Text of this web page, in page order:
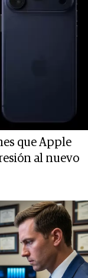
que Apple
al nuevo